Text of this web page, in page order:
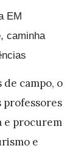
EM
caminha
campo, o
professores
e procurem
e